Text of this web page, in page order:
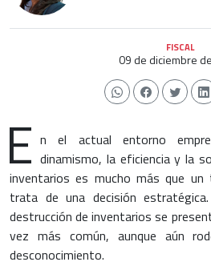
FISCAL
09 de diciembre
E n el actual entorno
dinamismo, la eficiencia y la
inventarios es mucho más que
trata de una decisión
destrucción de inventarios se
vez más común, aunque aún
desconocimiento.